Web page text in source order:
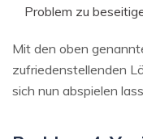
Problem zu
Mit den oben
zufriedenstellenden
sich nun abspielen